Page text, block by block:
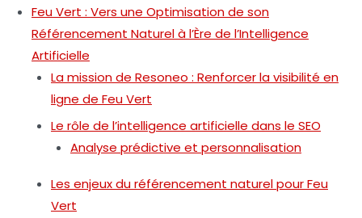
Feu Vert : Vers une Optimisation de son
Référencement Naturel à l’Ère de l’Intelligence
Artificielle
La mission de Resoneo : Renforcer la visibilité en
ligne de Feu Vert
Le rôle de l’intelligence artificielle dans le SEO
Analyse prédictive et personnalisation
Les enjeux du référencement naturel pour Feu
Vert